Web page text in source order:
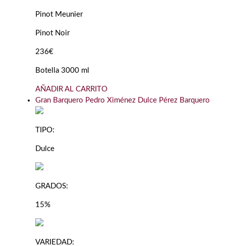
Pinot Meunier
Pinot Noir
236€
Botella 3000 ml
AÑADIR AL CARRITO
Gran Barquero Pedro Ximénez Dulce Pérez Barquero
TIPO:
Dulce
GRADOS:
15%
VARIEDAD: